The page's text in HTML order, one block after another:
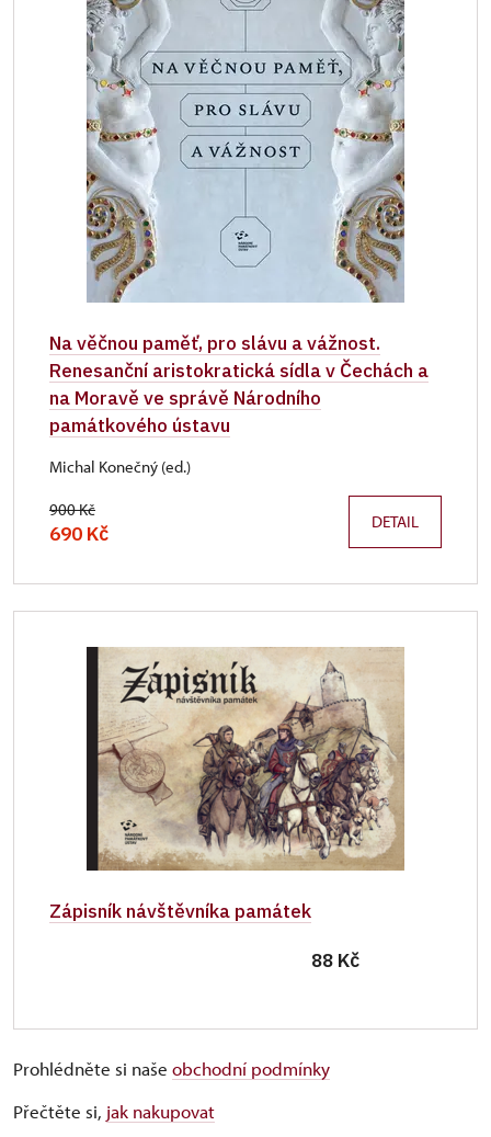
Na věčnou paměť, pro slávu a vážnost.
Renesanční aristokratická sídla v Čechách a
na Moravě ve správě Národního
památkového ústavu
Michal Konečný (ed.)
900 Kč
690 Kč DETAIL
Zápisník návštěvníka památek
88 Kč
Prohlédněte si naše obchodní podmínky
Přečtěte si, jak nakupovat